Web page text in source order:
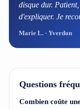
disque dur.
d'expliquer. Je
Marie L. · Yverdon
Questions
Combien coûte